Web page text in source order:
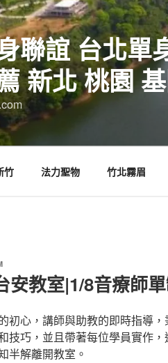
聯誼 台北單
新北 桃園
竹 法力聖物 竹北霧眉
安教室|1/8音療師
初心，講師與助教的即時指導
技巧，並且帶著每位學員實作
半解離開教室。